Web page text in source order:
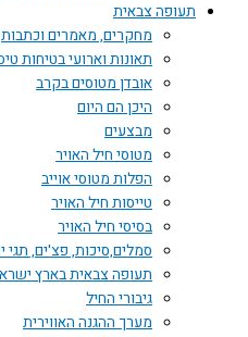
תעופה צבאית
מחקרים, מאמרים וכתבות
תאונות וארועי בטיחות
אובדן מטוסים בקרב
היכן הם היום
מבצעים
מטוסי חיל האויר
הפלות מטוסי אוייב
טייסות חיל האויר
בסיסי חיל האויר
סמלים,סיכות, פצ'ים, תגי
תעופה צבאית בארץ
גיבורי החיל
מערך ההגנה האווירית